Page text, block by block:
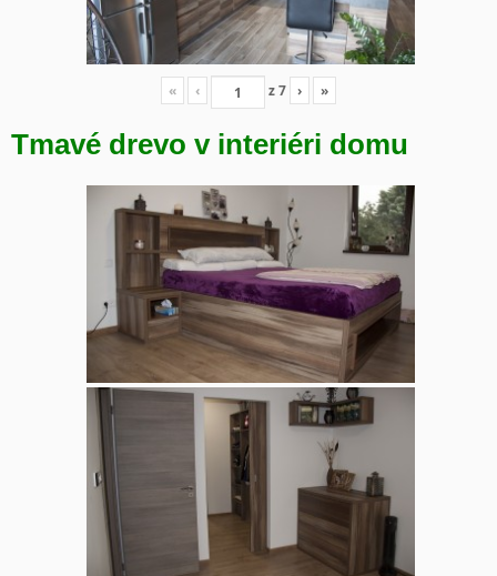
« ‹ z7 › »
Tmavé drevo v interiéri domu